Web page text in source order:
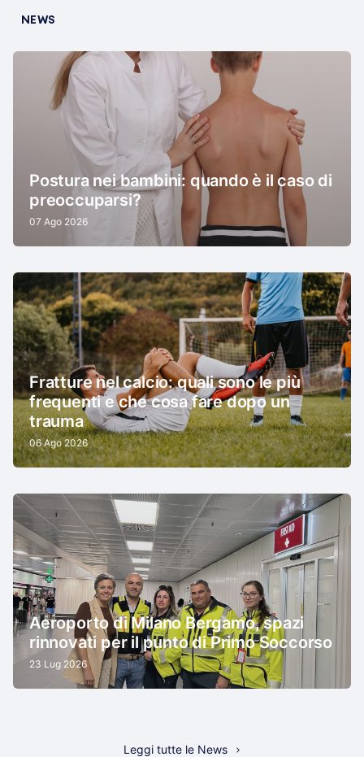
NEWS
Postura nei bambini: quando è il caso di
preoccuparsi?
07 Ago 2026
Fratture nel calcio: quali sono le più
frequenti e che cosa fare dopo un
trauma
06 Ago 2026
Aeroporto di Milano Bergamo, spazi
rinnovati per il punto di Primo Soccorso
23 Lug 2026
Leggi tutte le News